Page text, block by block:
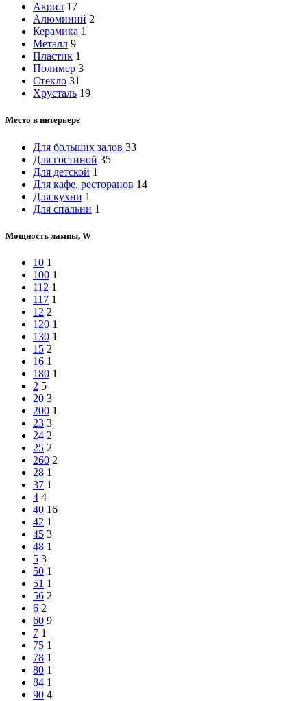
Акрил 17
Алюминий 2
Керамика 1
Металл 9
Пластик 1
Полимер 3
Стекло 31
Хрусталь 19
Место в интерьере
Для больших залов 33
Для гостиной 35
Для детской 1
Для кафе, ресторанов 14
Для кухни 1
Для спальни 1
Мощность лампы, W
10 1
100 1
112 1
117 1
12 2
120 1
130 1
15 2
16 1
180 1
2 5
20 3
200 1
23 3
24 2
25 2
260 2
28 1
37 1
4 4
40 16
42 1
45 3
48 1
5 3
50 1
51 1
56 2
6 2
60 9
7 1
75 1
78 1
80 1
84 1
90 4